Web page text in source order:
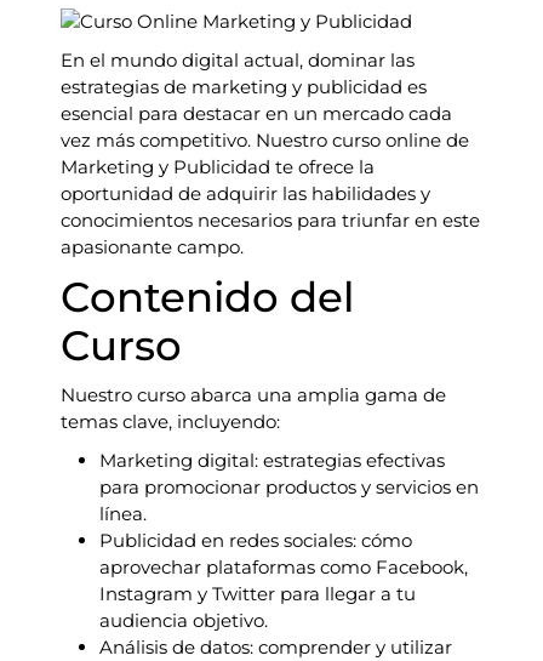
En el mundo digital actual, dominar las
estrategias de marketing y publicidad es
esencial para destacar en un mercado cada
vez más competitivo. Nuestro curso online de
Marketing y Publicidad te ofrece la
oportunidad de adquirir las habilidades y
conocimientos necesarios para triunfar en este
apasionante campo.
Contenido del
Curso
Nuestro curso abarca una amplia gama de
temas clave, incluyendo:
Marketing digital: estrategias efectivas
para promocionar productos y servicios en
línea.
Publicidad en redes sociales: cómo
aprovechar plataformas como Facebook,
Instagram y Twitter para llegar a tu
audiencia objetivo.
Análisis de datos: comprender y utilizar